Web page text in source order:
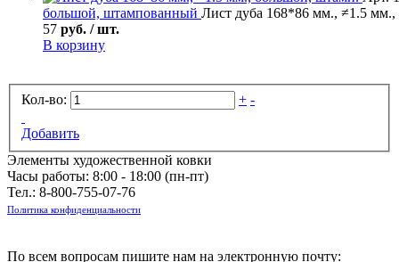
большой, штампованный Лист дуба 168*86 мм., ≠1.5
57 руб. / шт.
В корзину
Кол-во: + -
Добавить
Элементы художественной ковки
Часы работы: 8:00 - 18:00 (пн-пт)
Тел.: 8-800-755-07-76
Политика конфиденциальности
По всем вопросам пишите нам на электронную почту: